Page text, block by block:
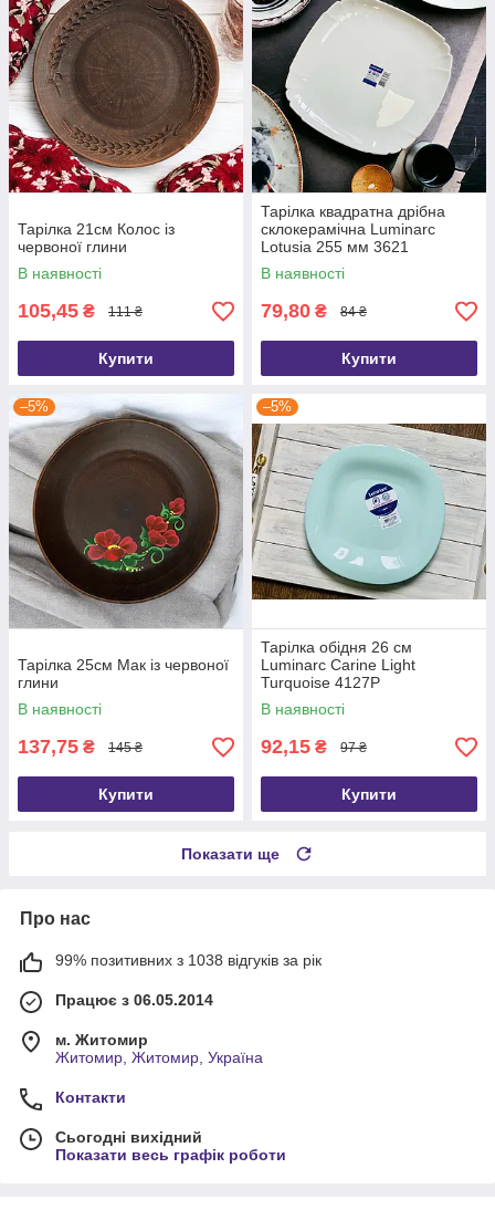
Тарілка 21см Колос із
червоної глини
В наявності
105,45 ₴ 111 ₴
Купити
Тарілка квадратна дрібна
склокерамічна Luminarc
Lotusia 255 мм 3621
В наявності
79,80 ₴ 84 ₴
Купити
–5%
Тарілка 25см Мак із червоної
глини
В наявності
137,75 ₴ 145 ₴
Купити
–5%
Тарілка обідня 26 см
Luminarc Carine Light
Turquoise 4127P
В наявності
92,15 ₴ 97 ₴
Купити
Показати ще
Про нас
99% позитивних з 1038 відгуків за рік
Працює з 06.05.2014
м. Житомир
Житомир, Житомир, Україна
Контакти
Сьогодні вихідний
Показати весь графік роботи